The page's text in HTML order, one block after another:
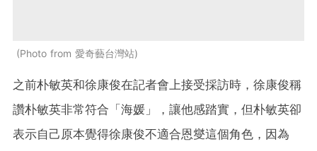
Photo from 愛奇藝台灣站
之前朴敏英和徐康俊在記者會上接受採訪時，徐康俊稱
讚朴敏英非常符合「海媛」，讓他感踏實，但朴敏英卻
表示自己原本覺得徐康俊不適合恩燮這個角色，因為